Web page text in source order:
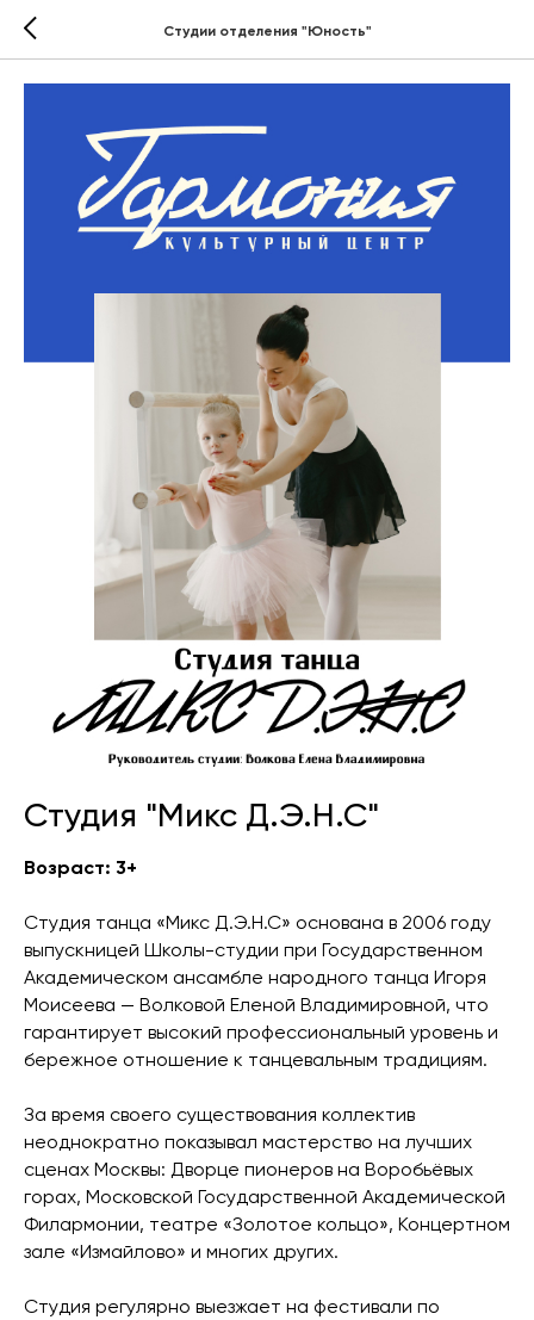
Студии отделения "Юность"
Студия "Микс Д.Э.Н.С"
Возраст: 3+
Студия танца «Микс Д.Э.Н.С» основана в 2006 году
выпускницей Школы-студии при Государственном
Академическом ансамбле народного танца Игоря
Моисеева — Волковой Еленой Владимировной, что
гарантирует высокий профессиональный уровень и
бережное отношение к танцевальным традициям.
За время своего существования коллектив
неоднократно показывал мастерство на лучших
сценах Москвы: Дворце пионеров на Воробьёвых
горах, Московской Государственной Академической
Филармонии, театре «Золотое кольцо», Концертном
зале «Измайлово» и многих других.
Студия регулярно выезжает на фестивали по